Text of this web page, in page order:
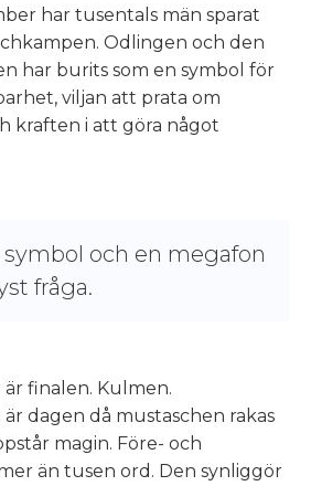
har tusentals män sparat
Odlingen och den
har burits som en symbol för
viljan att prata om
kraften i att göra något
symbol och en megafon
fråga.
finalen. Kulmen.
dagen då mustaschen rakas
magin. Före- och
än tusen ord. Den synliggör